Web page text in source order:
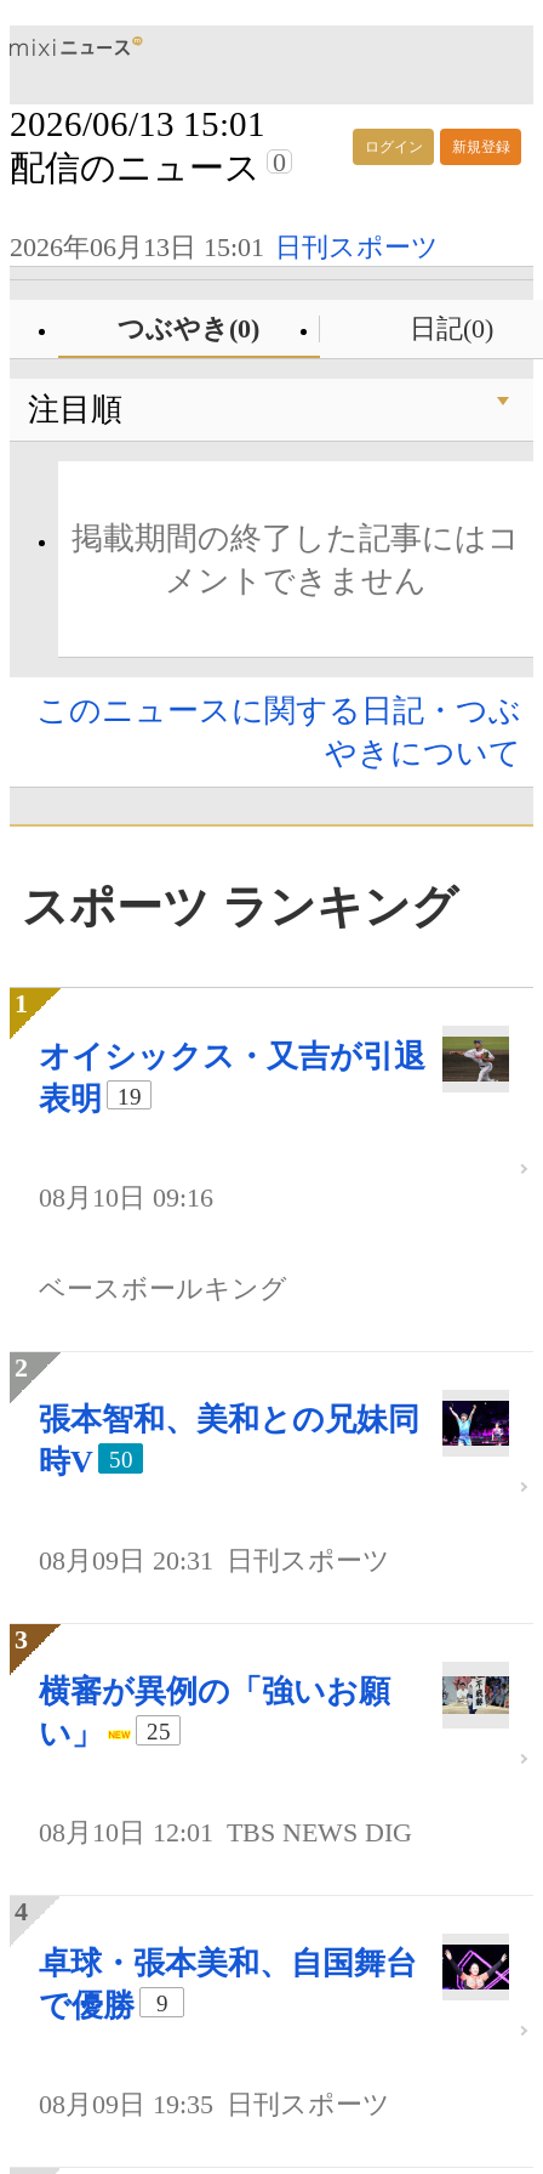
ログイン 新規登録
2026/06/13 15:01
配信のニュース
0
2026年06月13日 15:01 日刊スポーツ
つぶやき(0) 日記(0)
注目順
掲載期間の終了した記事にはコ
メントできません
このニュースに関する日記・つぶ
やきについて
スポーツ ランキング
オイシックス・又吉が引退
表明
19
08月10日 09:16
ベースボールキング
張本智和、美和との兄妹同
時V
50
08月09日 20:31 日刊スポーツ
横審が異例の「強いお願
い」
25
08月10日 12:01 TBS NEWS DIG
卓球・張本美和、自国舞台
で優勝
9
08月09日 19:35 日刊スポーツ